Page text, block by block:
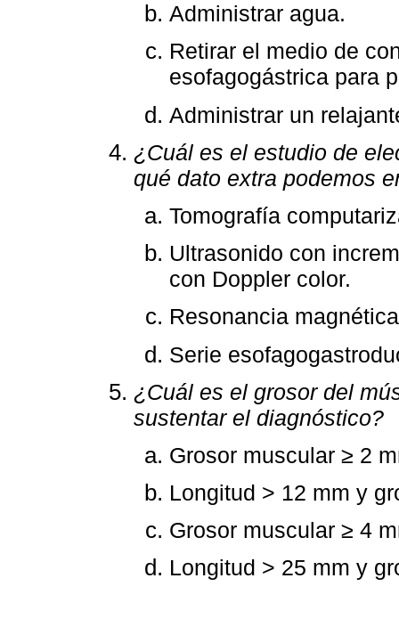
Administrar agua.
Retirar el medio de
esofagogástrica para
Administrar un
¿Cuál es el estudio de
qué dato extra podemos
Tomografía
Ultrasonido con
con Doppler color.
Resonancia
Serie
¿Cuál es el grosor del
sustentar el diagnóstico?
Grosor muscular ≥ 2
Longitud > 12 mm y
Grosor muscular ≥ 4
Longitud > 25 mm y